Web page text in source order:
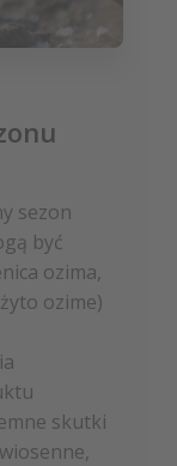
sezon
być
ozima,
ozime)
skutki